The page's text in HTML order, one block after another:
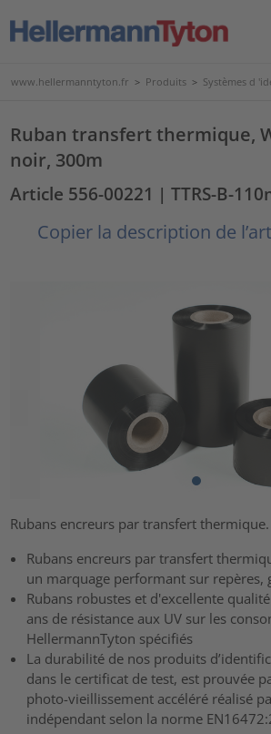
www.hellermanntyton.fr > Produits > Systèmes d
Ruban transfert thermique,
noir, 300m
Article 556-00221 | TTRS-B-
Copier la description de
Rubans encreurs par transfert thermique.
Rubans encreurs par transfert
un marquage performant sur repères,
Rubans robustes et d'excellente
ans de résistance aux UV sur les
HellermannTyton spécifiés
La durabilité de nos produits
dans le certificat de test, est prouvée
photo-vieillissement accéléré réalisé
indépendant selon la norme